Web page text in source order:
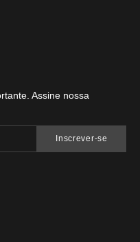
Assine nossa
Inscrever-se